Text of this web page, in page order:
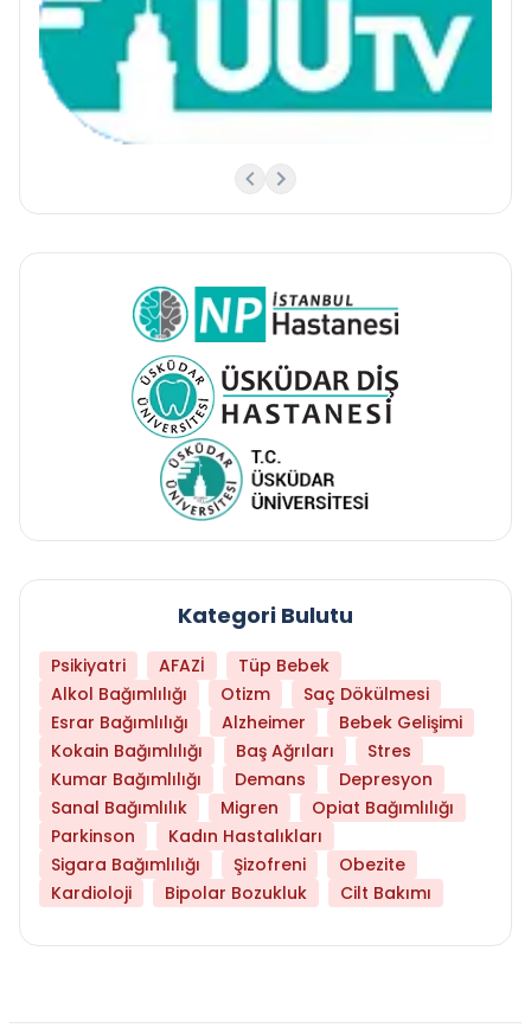
Kategori Bulutu
Psikiyatri AFAZİ
Tüp Bebek
Alkol Bağımlılığı
Otizm
Saç Dökülmesi
Esrar Bağımlılığı
Alzheimer
Bebek Gelişimi
Kokain Bağımlılığı
Baş Ağrıları
Stres
Kumar Bağımlılığı
Demans
Depresyon
Sanal Bağımlılık
Migren
Opiat Bağımlılığı
Parkinson
Kadın Hastalıkları
Sigara Bağımlılığı
Şizofreni
Obezite
Kardioloji
Bipolar Bozukluk Cilt Bakımı